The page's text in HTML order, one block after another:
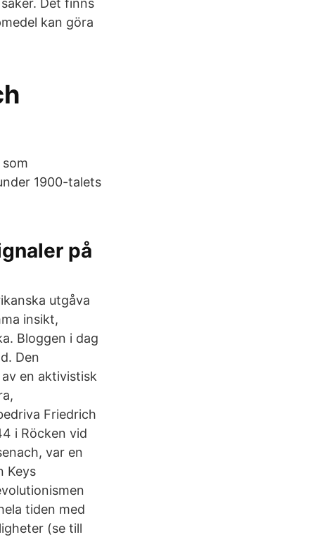
Det finns
kan göra
1900-talets
på
utgåva
insikt,
Bloggen i dag
Den
en aktivistisk
Friedrich
i Röcken vid
var en
Keys
tiden med
(se till